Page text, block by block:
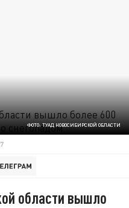
ФОТО: ТУАД НОВОСИБИРСКОЙ ОБЛАСТИ
области вышло